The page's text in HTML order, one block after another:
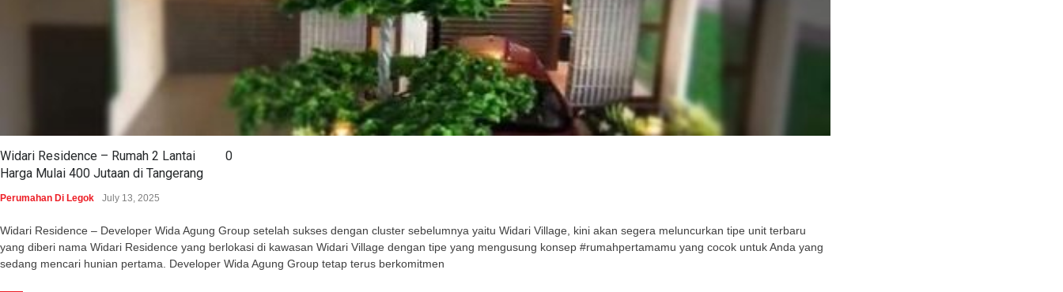
Widari Residence – Rumah 2 Lantai
Harga Mulai 400 Jutaan di Tangerang
0
Perumahan Di Legok July 13, 2025
Widari Residence – Developer Wida Agung Group setelah sukses dengan cluster sebelumnya yaitu Widari Village, kini akan segera meluncurkan tipe unit terbaru
yang diberi nama Widari Residence yang berlokasi di kawasan Widari Village dengan tipe yang mengusung konsep #rumahpertamamu yang cocok untuk Anda yang
sedang mencari hunian pertama. Developer Wida Agung Group tetap terus berkomitmen